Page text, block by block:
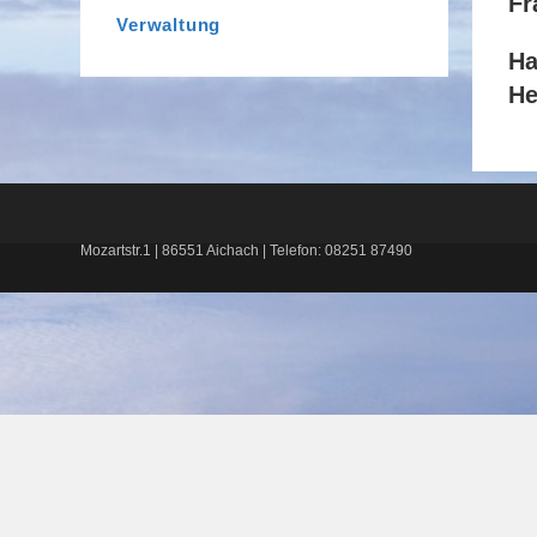
Verwaltung
Mozartstr.1 | 86551 Aichach | Telefon: 08251 87490